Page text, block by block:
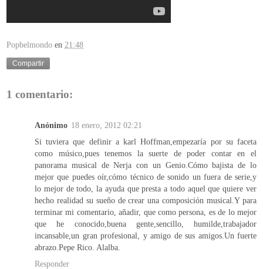
Popbelmondo en 21:48
Compartir
1 comentario:
Anónimo 18 enero, 2012 02:21
Si tuviera que definir a karl Hoffman,empezaría por su faceta
como músico,pues tenemos la suerte de poder contar en el
panorama musical de Nerja con un Genio.Cómo bajista de lo
mejor que puedes oír,cómo técnico de sonido un fuera de serie,y
lo mejor de todo, la ayuda que presta a todo aquel que quiere ver
hecho realidad su sueño de crear una composición musical.Y para
terminar mi comentario, añadir, que como persona, es de lo mejor
que he conocido,buena gente,sencillo, humilde,trabajador
incansable,un gran profesional, y amigo de sus amigos.Un fuerte
abrazo.Pepe Rico. Alalba.
Responder